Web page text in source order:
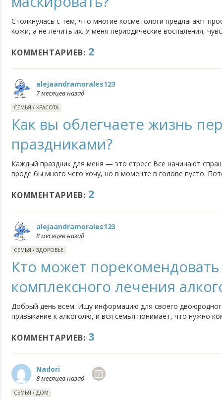
Столкнулась с тем, что многие косметологи предлагают
кожи, а не лечить их. У меня периодические воспаления,
именно лечат кожу, разбираются в причинах и работают...
КОММЕНТАРИЕВ: 2
alejaandramorales123
7 месяцев назад
СЕМЬЯ / КРАСОТА
Как вы облегчаете жизнь
праздниками?
Каждый праздник для меня — это стресс Все начинают
вроде бы много чего хочу, но в моменте в голове пусто.
всё продумать и не выглядеть странно. Может, у вас...
КОММЕНТАРИЕВ: 2
alejaandramorales123
8 месяцев назад
СЕМЬЯ / ЗДОРОВЬЕ
Кто может
комплексного лечения
Добрый день всем. Ищу информацию для своего
привыкание к алкоголю, и вся семья понимает, что нужно
зависимостей, где есть и медицинский блок, и психологи, и
КОММЕНТАРИЕВ: 3
Nadori
8 месяцев назад
СЕМЬЯ / ДОМ